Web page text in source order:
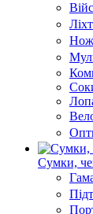
Сумки,